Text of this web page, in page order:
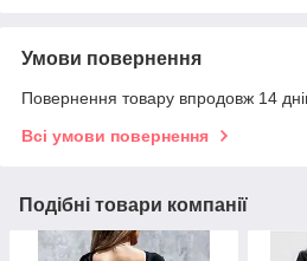
Умови повернення
Повернення товару впродовж 14
Всі умови повернення
Подібні товари компанії